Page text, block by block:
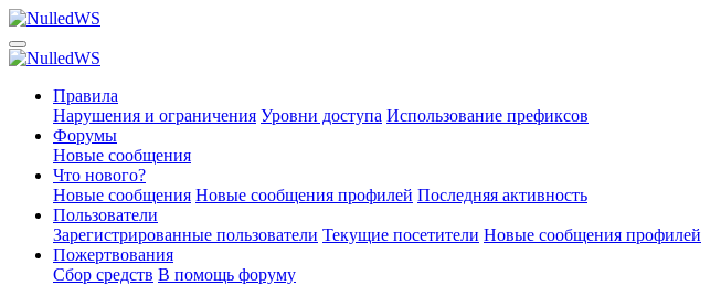
Правила
Нарушения и ограничения Уровни доступа Использование префиксов
Форумы
Новые сообщения
Что нового?
Новые сообщения Новые сообщения профилей Последняя активность
Пользователи
Зарегистрированные пользователи Текущие посетители Новые сообщения профилей
Пожертвования
Сбор средств В помощь форуму